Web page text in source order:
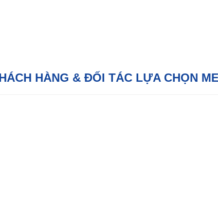
HÀNG & ĐỐI TÁC LỰA CHỌN